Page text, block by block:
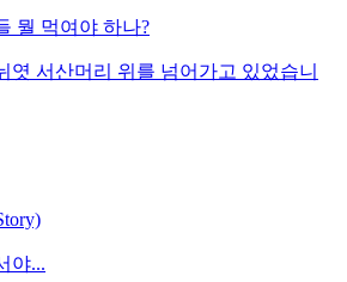
뭘 먹여야 하나?
엿 서산머리 위를 넘어가고 있었습니
야...